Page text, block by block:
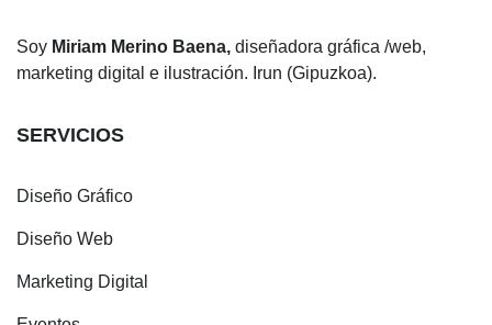
Soy Miriam Merino Baena, diseñadora gráfica /web,
marketing digital e ilustración. Irun (Gipuzkoa).
SERVICIOS
Diseño Gráfico
Diseño Web
Marketing Digital